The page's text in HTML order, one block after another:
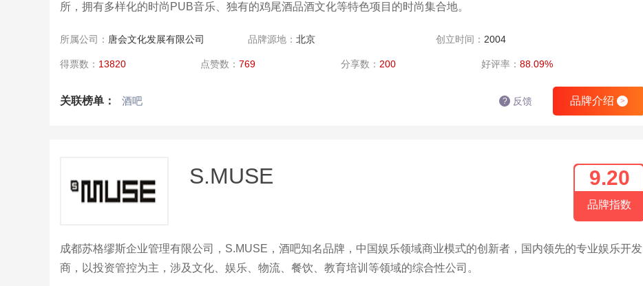
所，拥有多样化的时尚PUB音乐、独有的鸡尾酒品酒文化等特色项目的时尚集合地。
所属公司： 唐会文化发展有限公司 品牌源地： 北京 创立时间： 2004
得票数： 13820 点赞数： 769 分享数： 200 好评率： 88.09%
关联榜单： 酒吧 品牌介绍 >
? 反馈
S.MUSE 9.20
品牌指数
成都苏格缪斯企业管理有限公司，S.MUSE，酒吧知名品牌，中国娱乐领域商业模式的创新者，国内领先的专业娱乐开发
商，以投资管控为主，涉及文化、娱乐、物流、餐饮、教育培训等领域的综合性公司。